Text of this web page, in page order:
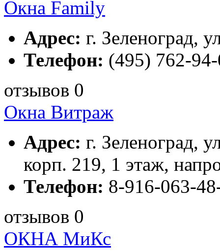
Окна Family
Адрес: г. Зеленоград,
Телефон: (495) 762-
отзывов 0
Окна Витраж
Адрес: г. Зеленоград,
корп. 219, 1 этаж,
Телефон: 8-916-063-
отзывов 0
ОКНА МиКс